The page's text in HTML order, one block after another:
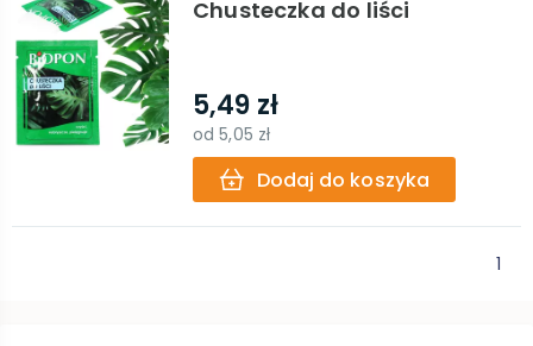
Chusteczka do liści
5,49 zł
od5,05 zł
Dodaj do koszyka
1